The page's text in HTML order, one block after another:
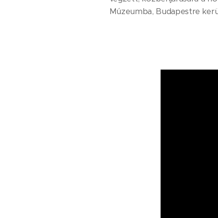
Múzeumba, Budapestre